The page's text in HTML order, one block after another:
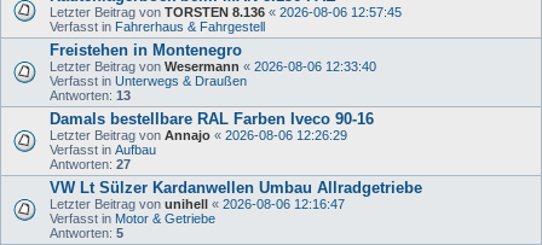
Letzter Beitrag von TORSTEN 8.136 « 2026-08-06 12:57:45
Verfasst in Fahrerhaus & Fahrgestell
Freistehen in Montenegro
Letzter Beitrag von Wesermann « 2026-08-06 12:33:40
Verfasst in Unterwegs & Draußen
Antworten: 13
Damals bestellbare RAL Farben Iveco 90-16
Letzter Beitrag von Annajo « 2026-08-06 12:26:29
Verfasst in Aufbau
Antworten: 27
VW Lt Sülzer Kardanwellen Umbau Allradgetriebe
Letzter Beitrag von unihell « 2026-08-06 12:16:47
Verfasst in Motor & Getriebe
Antworten: 5